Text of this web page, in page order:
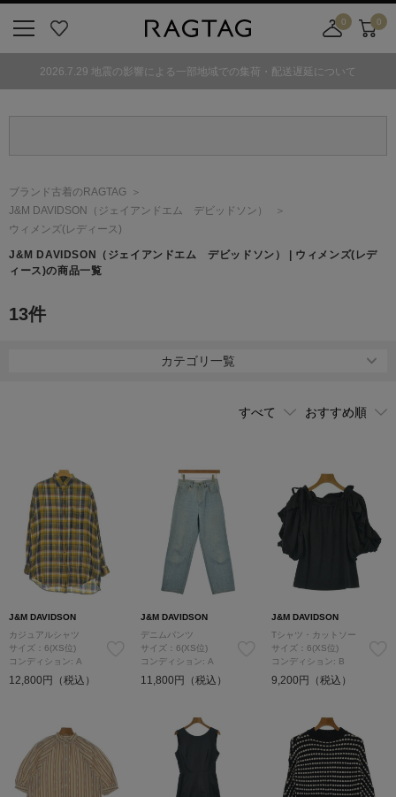
気
0
舗
カ
0
2026.7.29 地震の影響による一部地域での集荷・配送遅延について
ブランド古着のRAGTAG
J&M DAVIDSON
（ジェイアンドエム デビッドソン）
ウィメンズ(レディース)
J&M DAVIDSON （ジェイアンドエム デビッドソン）
| ウィメンズ(レデ
ィース)の商品一覧
13件
カテゴリ一覧
J&M DAVIDSON
カジュアルシャツ
サイズ：6(XS位)
コンディション: A
12,800円（税込）
J&M DAVIDSON
デニムパンツ
サイズ：6(XS位)
コンディション: A
11,800円（税込）
J&M DAVIDSON
Tシャツ・カットソー
サイズ：6(XS位)
コンディション: B
9,200円（税込）